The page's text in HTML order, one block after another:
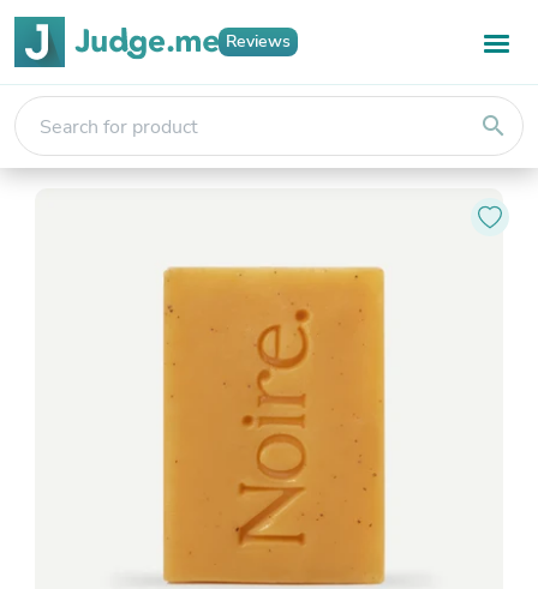
Reviews
search